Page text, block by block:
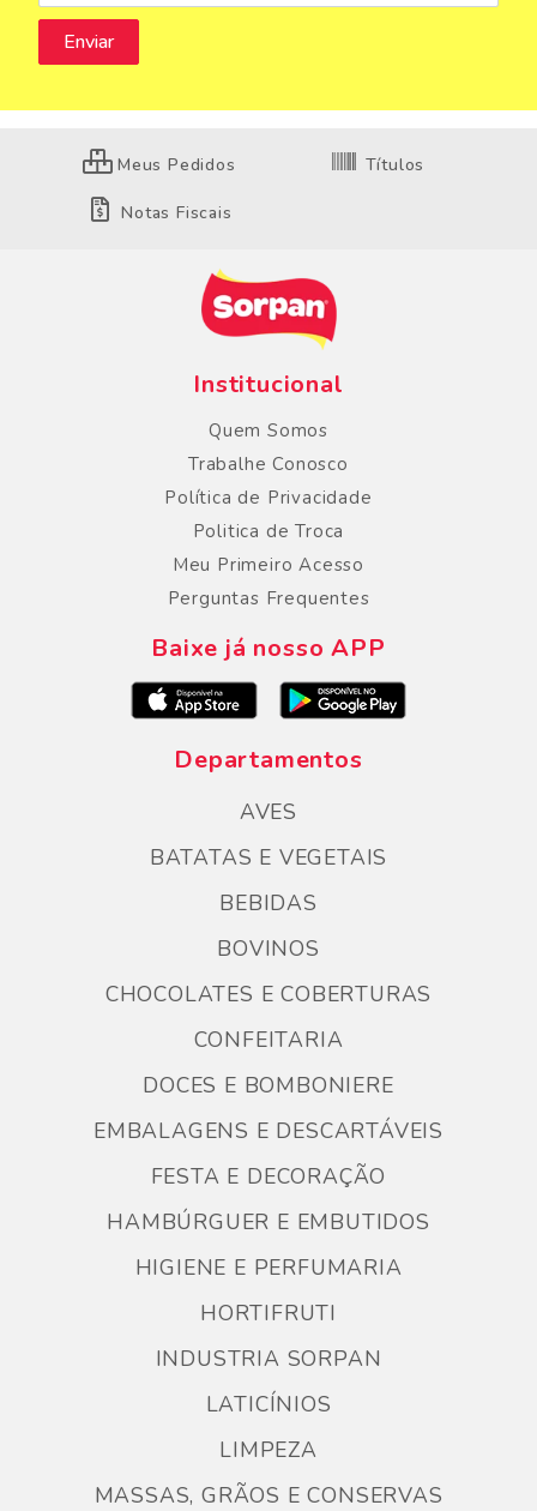
Meus Pedidos Títulos
Notas Fiscais
Institucional
Quem Somos
Trabalhe Conosco
Política de Privacidade
Politica de Troca
Meu Primeiro Acesso
Perguntas Frequentes
Baixe já nosso APP
Departamentos
AVES
BATATAS E VEGETAIS
BEBIDAS
BOVINOS
CHOCOLATES E COBERTURAS
CONFEITARIA
DOCES E BOMBONIERE
EMBALAGENS E DESCARTÁVEIS
FESTA E DECORAÇÃO
HAMBÚRGUER E EMBUTIDOS
HIGIENE E PERFUMARIA
HORTIFRUTI
INDUSTRIA SORPAN
LATICÍNIOS
LIMPEZA
MASSAS, GRÃOS E CONSERVAS